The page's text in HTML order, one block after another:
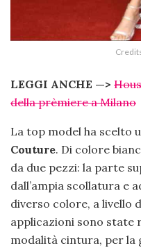
LEGGI ANCHE —>
della prèmiere a Milano
La top model ha scelto
Couture. Di colore
da due pezzi: la parte
dall’ampia scollatura e
diverso colore, a livello
applicazioni sono state
modalità cintura, per la